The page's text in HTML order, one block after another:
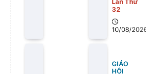
Lần Thứ
32
10/08/
GIÁO
HỘI